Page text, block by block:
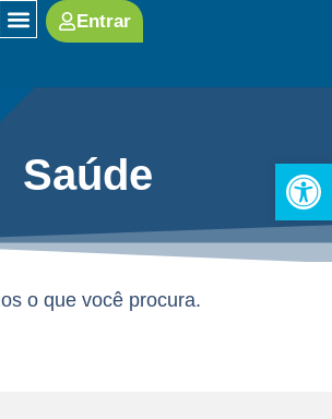
Entrar
Saúde
o que você procura.